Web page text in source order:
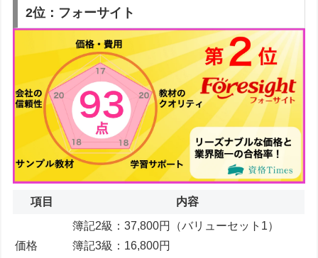
2位：フォーサイト
項目 内容
価格
簿記2級：37,800円（バリューセット1）
簿記3級：16,800円